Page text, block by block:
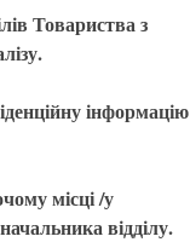
Товариства з
інформацію
місці /у
відділу.